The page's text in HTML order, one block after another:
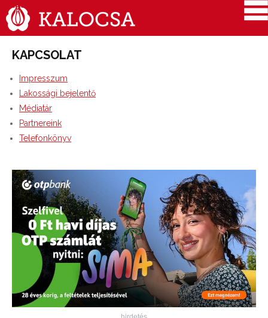
KAPCSOLAT
Impresszum
Lakossági bejelentő
Médiatár
Partnereink
Telefonkönyv